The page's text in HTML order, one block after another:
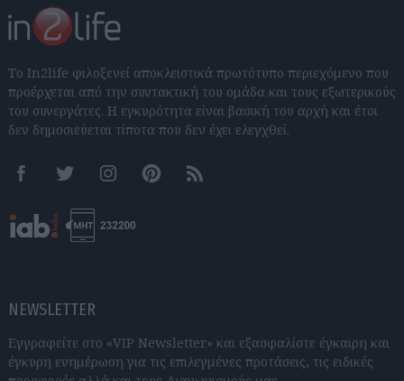
Το In2life φιλοξενεί αποκλειστικά πρωτότυπο περιεχόμενο που
προέρχεται από την συντακτική του ομάδα και τους εξωτερικούς
του συνεργάτες. Η εγκυρότητα είναι βασική του αρχή και έτσι
δεν δημοσιεύεται τίποτα που δεν έχει ελεγχθεί.
FacebookTwitter InstagramPinterestRSS feeds
NEWSLETTER
Εγγραφείτε στο «VIP Newsletter» και εξασφαλίστε έγκαιρη και
έγκυρη ενημέρωση για τις επιλεγμένες προτάσεις, τις ειδικές